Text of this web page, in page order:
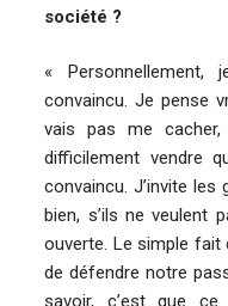
société ?
« Personnellement,
convaincu. Je pense
vais pas me
difficilement vendre
convaincu. J’invite les
bien, s’ils ne veulent
ouverte. Le simple fait
de défendre notre
savoir, c’est que